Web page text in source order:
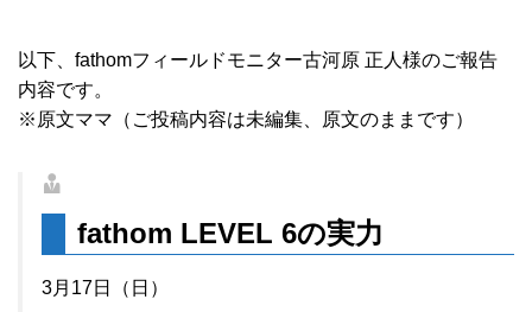
以下、fathomフィールドモニター古河原 正人様のご報告
内容です。
※原文ママ（ご投稿内容は未編集、原文のままです）
fathom LEVEL 6の実力
3月17日（日）